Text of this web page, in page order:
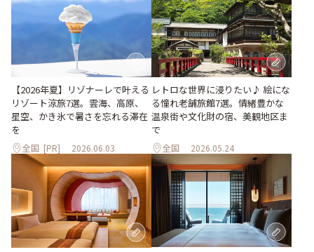
【2026年夏】リゾナーレで叶える
リゾート涼旅7選。雲海、高原、
星空、かき氷で暑さを忘れる滞在
を
全国 [PR] 2026.06.03
レトロな世界に浸りたい♪ 絵にな
る憧れ老舗旅館7選。情緒豊かな
温泉街や文化財の宿、美観地区ま
で
全国 2026.05.24